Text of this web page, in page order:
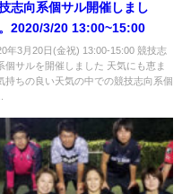
志向系個サル開催しまし
2020/3/20 13:00~15:00
年3月20日(金祝) 13:00-15:00 競技志
個サルを開催しました 天気にも恵ま
持ちの良い天気の中での競技志向系個